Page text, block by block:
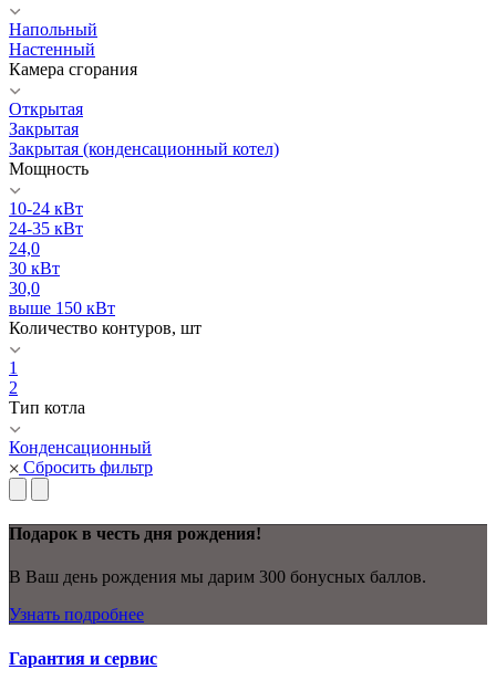
Напольный
Настенный
Камера сгорания
Открытая
Закрытая
Закрытая (конденсационный котел)
Мощность
10-24 кВт
24-35 кВт
24,0
30 кВт
30,0
выше 150 кВт
Количество контуров, шт
1
2
Тип котла
Конденсационный
Сбросить фильтр
Подарок в честь дня рождения!
В Ваш день рождения мы дарим 300 бонусных баллов.
Узнать подробнее
Гарантия и сервис